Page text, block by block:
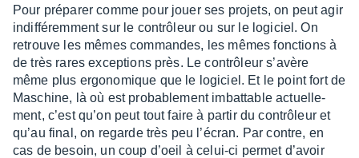
Pour prépa­rer comme pour jouer ses projets, on peut agir
indif­fé­rem­ment sur le contrô­leur ou sur le logi­ciel. On
retrouve les mêmes commandes, les mêmes fonc­tions à
de très rares excep­tions près. Le contrô­leur s’avère
même plus ergo­no­mique que le logi­ciel. Et le point fort de
Maschine, là où est proba­ble­ment imbat­table actuel­le­
ment, c’est qu’on peut tout faire à partir du contrô­leur et
qu’au final, on regarde très peu l’écran. Par contre, en
cas de besoin, un coup d’oeil à celui-ci permet d’avoir